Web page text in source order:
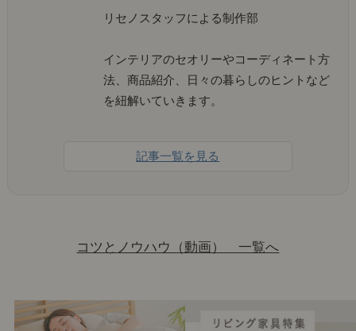
リセノスタッフによる制作部
インテリアのセオリーやコーディネート方
法、商品紹介、日々の暮らしのヒントなど
を紐解いていきます。
記事一覧を見る
コツとノウハウ（動画） 一覧へ